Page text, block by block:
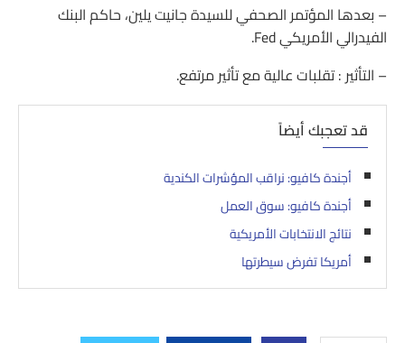
– بعدها المؤتمر الصحفي للسيدة جانيت يلين، حاكم البنك
الفيدرالي الأمريكي Fed.
– التأثير : تقلبات عالية مع تأثير مرتفع.
قد تعجبك أيضاً
أجندة كافيو: نراقب المؤشرات الكندية
أجندة كافيو: سوق العمل
نتائج الانتخابات الأمريكية
أمريكا تفرض سيطرتها